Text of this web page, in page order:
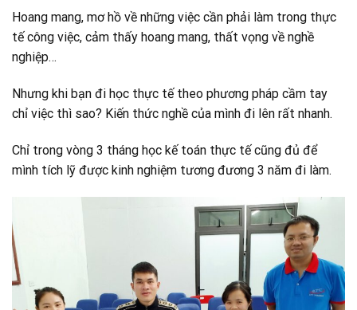
Hoang mang, mơ hồ về những việc cần phải làm trong thực
tế công việc, cảm thấy hoang mang, thất vọng về nghề
nghiệp…
Nhưng khi bạn đi học thực tế theo phương pháp cầm tay
chỉ việc thì sao? Kiến thức nghề của mình đi lên rất nhanh.
Chỉ trong vòng 3 tháng học kế toán thực tế cũng đủ để
mình tích lỹ được kinh nghiệm tương đương 3 năm đi làm.